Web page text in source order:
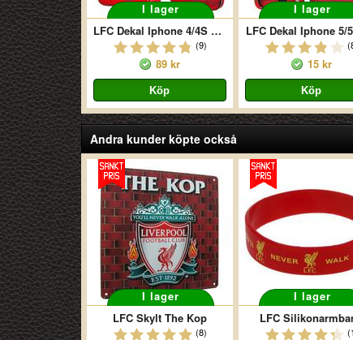
I lager
LFC Dekal Iphone 4/4S Liverbird
(9)
89 kr
I lager
LFC Dekal Iphone 5/
15 kr
Andra kunder köpte också
I lager
LFC Skylt The Kop
(8)
I lager
LFC